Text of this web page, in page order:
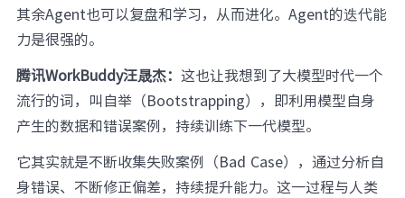
其余Agent也可以复盘和学习，从而进化。Agent的迭代能
力是很强的。
腾讯WorkBuddy汪晟杰： 这也让我想到了大模型时代一个
流行的词，叫自举（Bootstrapping），即利用模型自身
产生的数据和错误案例，持续训练下一代模型。
它其实就是不断收集失败案例（Bad Case），通过分析自
身错误、不断修正偏差，持续提升能力。这一过程与人类